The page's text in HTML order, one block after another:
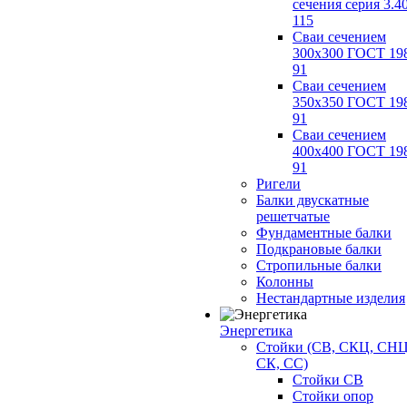
сечения серия
115
Сваи сечением
300х300 ГОСТ
91
Сваи сечением
350х350 ГОСТ
91
Сваи сечением
400х400 ГОСТ
91
Ригели
Балки двускатные
решетчатые
Фундаментные балки
Подкрановые балки
Стропильные балки
Колонны
Нестандартные изделия
Энергетика
Стойки (СВ, СКЦ,
СК, СС)
Стойки СВ
Стойки опор